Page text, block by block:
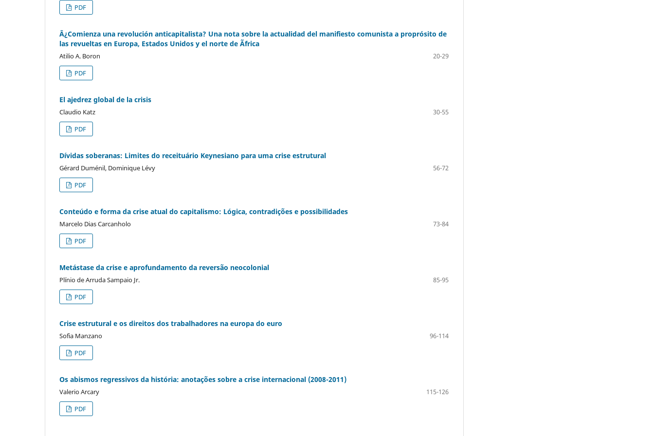
PDF
Â¿Comienza una revolución anticapitalista? Una nota sobre la actualidad del manifiesto comunista a proprósito de
las revueltas en Europa, Estados Unidos y el norte de Ãfrica
Atilio A. Boron
20-29
PDF
El ajedrez global de la crisis
Claudio Katz
30-55
PDF
Dívidas soberanas: Limites do receituário Keynesiano para uma crise estrutural
Gérard Duménil, Dominique Lévy
56-72
PDF
Conteúdo e forma da crise atual do capitalismo: Lógica, contradições e possibilidades
Marcelo Dias Carcanholo
73-84
PDF
Metástase da crise e aprofundamento da reversão neocolonial
Plínio de Arruda Sampaio Jr.
85-95
PDF
Crise estrutural e os direitos dos trabalhadores na europa do euro
Sofia Manzano
96-114
PDF
Os abismos regressivos da história: anotações sobre a crise internacional (2008-2011)
Valerio Arcary
115-126
PDF